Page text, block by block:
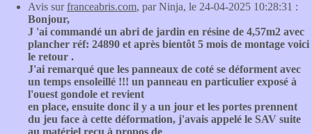
Avis surfranceabris.com, par Ninja, le 24-04-2025 10:28:31 :
Bonjour,
J 'ai commandé un abri de jardin en résine de 4,57m2 avec
plancher réf: 24890 et après bientôt 5 mois de montage voici
le retour .
J'ai remarqué que les panneaux de coté se déforment avec
un temps ensoleillé !!! un panneau en particulier exposé à
l'ouest gondole et revient
en place, ensuite donc il y a un jour et les portes prennent
du jeu face à cette déformation, j'avais appelé le SAV suite
au matériel reçu à propos de